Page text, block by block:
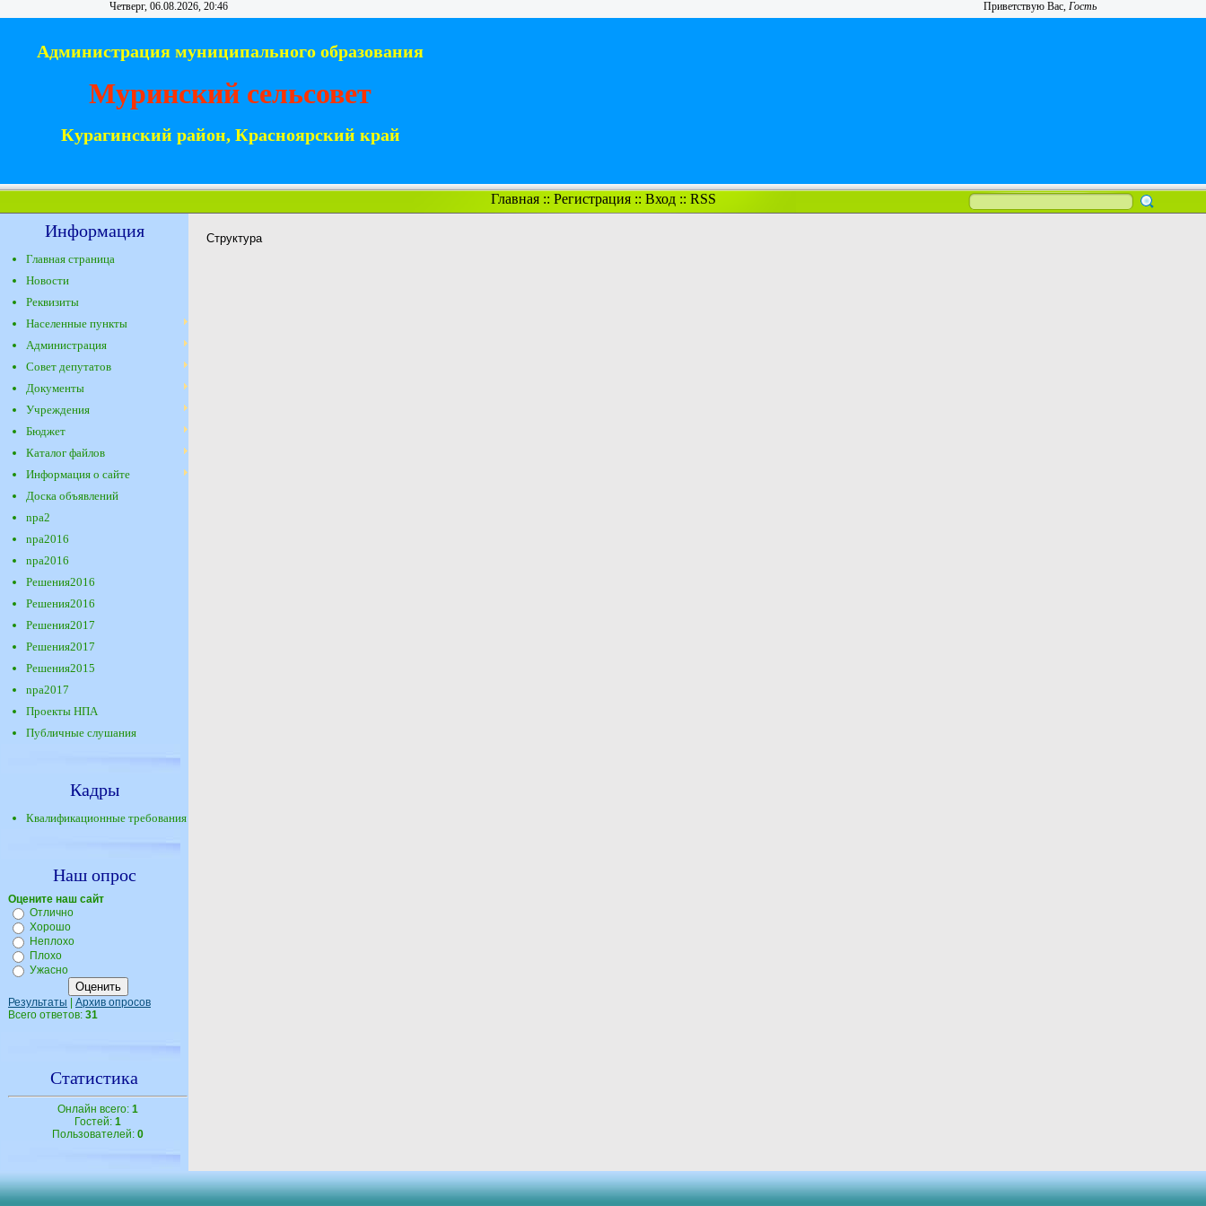
Четверг, 06.08.2026, 20:46 Приветствую Вас, Гость
Администрация муниципального образования
Муринский сельсовет
Курагинский район, Красноярский край
Главная:: Регистрация:: Вход:: RSS
Информация
Главная страница
Новости
Реквизиты
Населенные пункты
Администрация
Совет депутатов
Документы
Учреждения
Бюджет
Каталог файлов
Информация о сайте
Доска объявлений
npa2
npa2016
npa2016
Решения2016
Решения2016
Решения2017
Решения2017
Решения2015
npa2017
Проекты НПА
Публичные слушания
Кадры
Квалификационные требования
Наш опрос
Оцените наш сайт
Отлично
Хорошо
Неплохо
Плохо
Ужасно
Результаты
Архив опросов
Всего ответов: 31
Статистика
Онлайн всего: 1
Гостей: 1
Пользователей: 0
Структура